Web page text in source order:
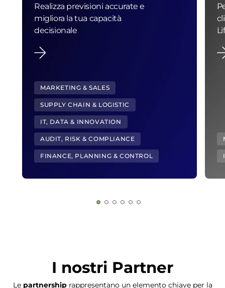
Realizza previsioni accurate e
migliora la tua capacità
decisionale
MARKETING & SALES
SUPPLY CHAIN & LOGISTIC
IT, DATA & INNOVATION
AUDIT, RISK & COMPLIANCE
FINANCE, PLANNING & CONTROL
I nostri Partner
Le partnershiprappresentano un elemento chiave per la